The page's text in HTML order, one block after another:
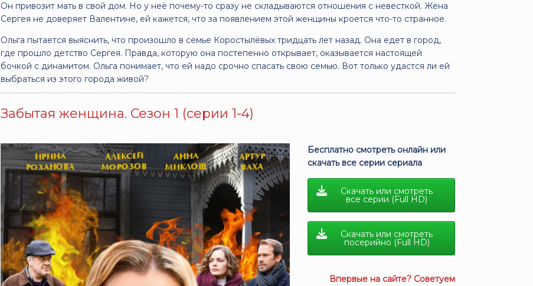
Он привозит мать в свой дом. Но у неё почему-то сразу не складываются отношения с невесткой. Жена
Сергея не доверяет Валентине, ей кажется, что за появлением этой женщины кроется что-то странное.
Ольга пытается выяснить, что произошло в семье Коростылёвых тридцать лет назад. Она едет в город,
где прошло детство Сергея. Правда, которую она постепенно открывает, оказывается настоящей
бочкой с динамитом. Ольга понимает, что ей надо срочно спасать свою семью. Вот только удастся ли ей
выбраться из этого города живой?
Забытая женщина. Сезон 1 (серии 1-4)
Бесплатно смотреть онлайн или
скачать все серии сериала
Скачать или смотреть
все серии (Full HD)
Скачать или смотреть
посерийно (Full HD)
Впервые на сайте? Советуем